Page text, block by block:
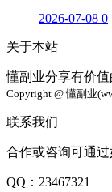
2026-07-08 0
关于本站
懂副业分享有价值
Copyright @ 懂副业
联系我们
合作或咨询可通过
QQ：23467321